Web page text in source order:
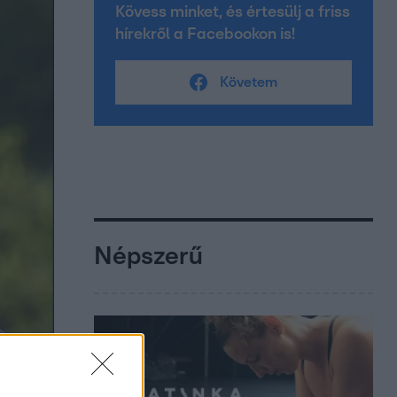
Kövess minket, és értesülj a friss
hírekről a Facebookon is!
Követem
Népszerű